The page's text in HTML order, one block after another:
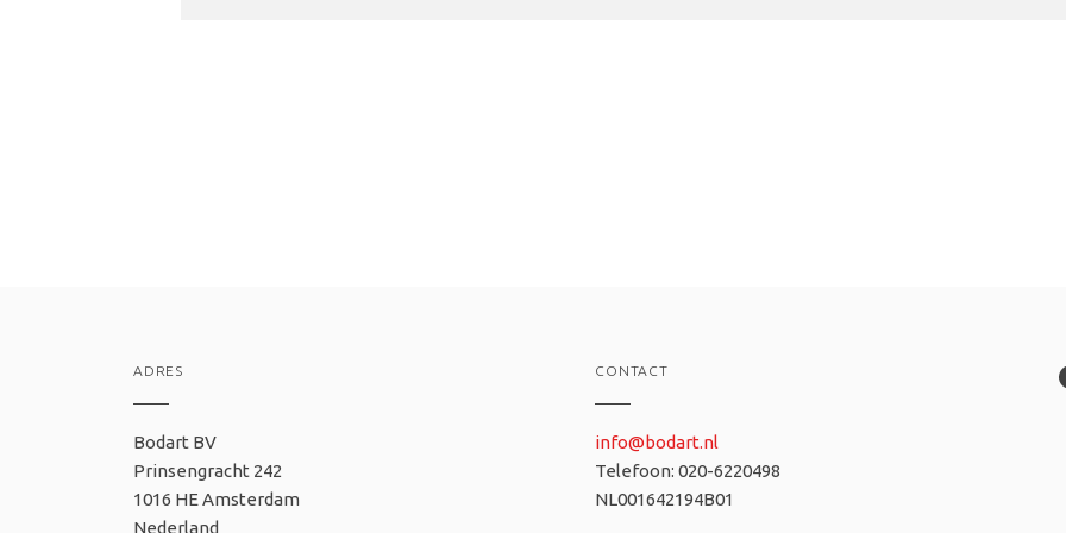
ADRES
Bodart BV
Prinsengracht 242
1016 HE Amsterdam
Nederland
CONTACT
info@bodart.nl
Telefoon: 020-6220498
NL001642194B01